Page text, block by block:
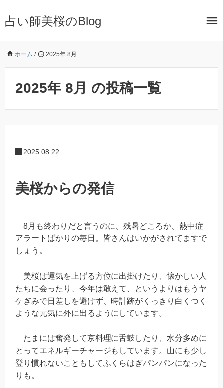
占い師美桜のBlog
ホーム / 2025年 8月
2025年 8月 の投稿一覧
2025.08.22
美桜からの発信
8月も終わりだと言うのに、残暑どころか、熱中症
アラートばかりの毎日。皆さんはいかがされてますで
しょう。
美桜は運気を上げる方位に出掛けたり、懐かしい人
たちに会ったり、今年は敢えて、というよりはもうヤ
ケぎみで日差しを避けず、時計跡がくっきり白くつく
ような元気に外に出るようにしています。
たまには奮発して京料理に舌鼓したり、水分多めに
とってエネルギーチャージもしています。山にも少し
登り慣れないこともしてふくらはぎパンパンになった
りも。